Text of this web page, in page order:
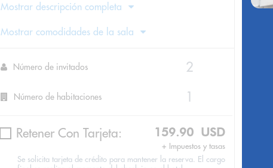
Mostrar descripción completa
Mostrar comodidades de la sala
Número de invitados
Número de habitaciones
Retener Con Tarjeta: 159.90 USD
+ Impuestos y tasas
Se solicita tarjeta de crédito para mantener la reserva. El cargo